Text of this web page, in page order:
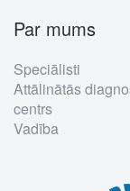
Par mums
Speciālisti
Attālinātās
centrs
Vadība